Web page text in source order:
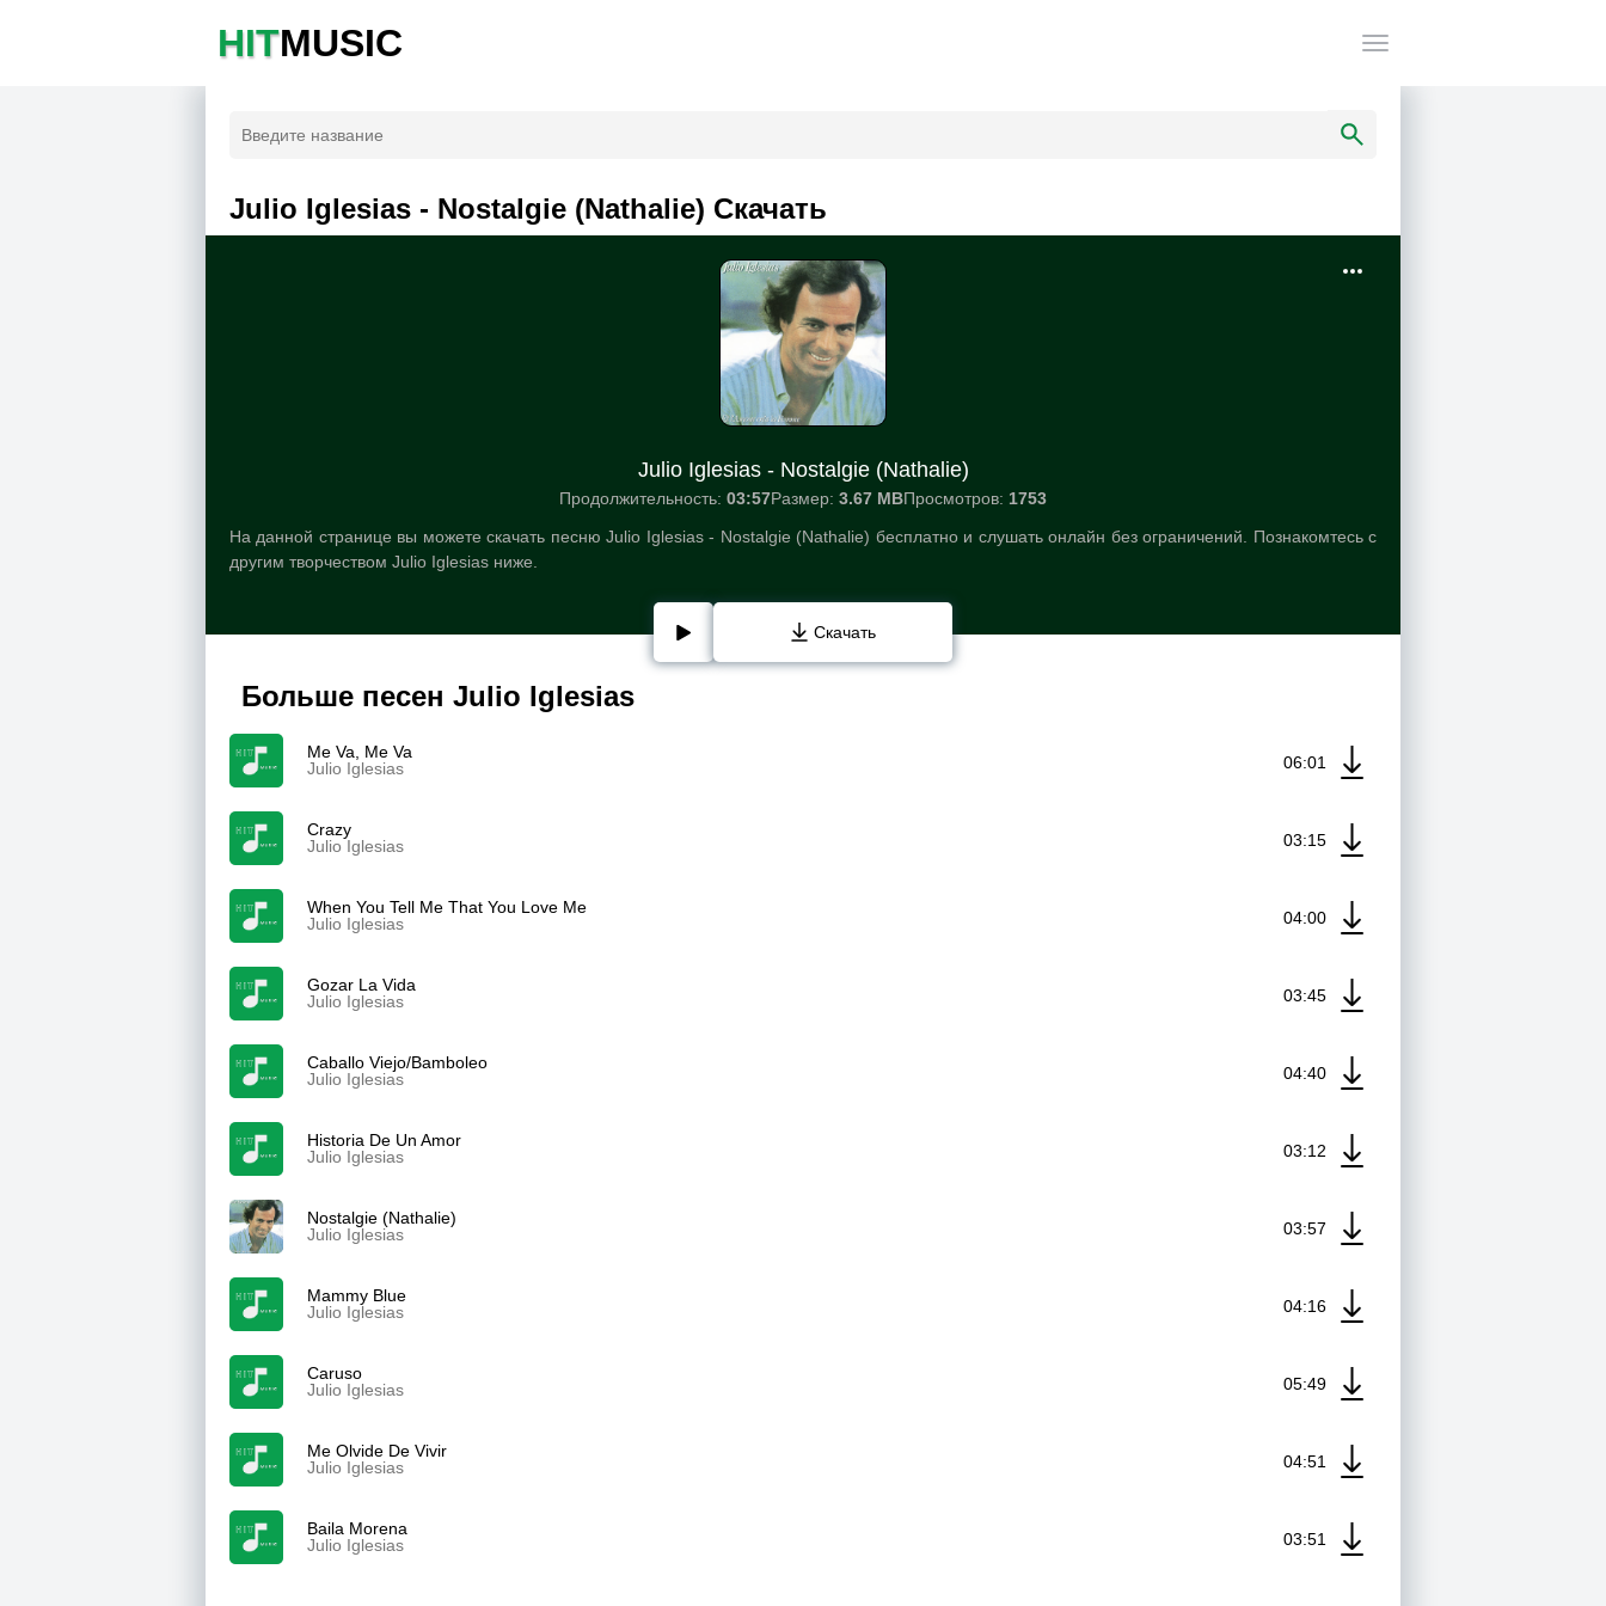
HITMUSIC
Julio Iglesias - Nostalgie (Nathalie) Скачать
Julio Iglesias - Nostalgie (Nathalie)
Продолжительность: 03:57Размер: 3.67 MBПросмотров: 1753
На данной странице вы можете скачать песню Julio Iglesias - Nostalgie (Nathalie) бесплатно и слушать онлайн без ограничений. Познакомтесь с
другим творчеством Julio Iglesias ниже.
Скачать
Больше песен Julio Iglesias
Me Va, Me Va
Julio Iglesias
06:01
Crazy
Julio Iglesias
03:15
When You Tell Me That You Love Me
Julio Iglesias
04:00
Gozar La Vida
Julio Iglesias
03:45
Caballo Viejo/Bamboleo
Julio Iglesias
04:40
Historia De Un Amor
Julio Iglesias
03:12
Nostalgie (Nathalie)
Julio Iglesias
03:57
Mammy Blue
Julio Iglesias
04:16
Caruso
Julio Iglesias
05:49
Me Olvide De Vivir
Julio Iglesias
04:51
Baila Morena
Julio Iglesias
03:51